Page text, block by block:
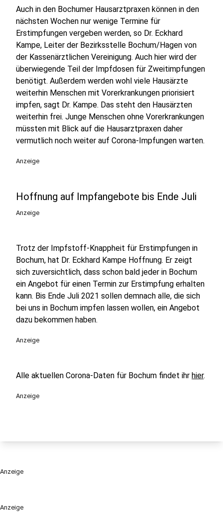
Anzeige
Auch in den Bochumer Hausarztpraxen können in den
nächsten Wochen nur wenige Termine für
Erstimpfungen vergeben werden, so Dr. Eckhard
Kampe, Leiter der Bezirksstelle Bochum/Hagen von
der Kassenärztlichen Vereinigung. Auch hier wird der
überwiegende Teil der Impfdosen für Zweitimpfungen
benötigt. Außerdem werden wohl viele Hausärzte
weiterhin Menschen mit Vorerkrankungen priorisiert
impfen, sagt Dr. Kampe. Das steht den Hausärzten
weiterhin frei. Junge Menschen ohne Vorerkrankungen
müssten mit Blick auf die Hausarztpraxen daher
vermutlich noch weiter auf Corona-Impfungen warten.
Anzeige
Hoffnung auf Impfangebote bis Ende Juli
Anzeige
Trotz der Impfstoff-Knappheit für Erstimpfungen in
Bochum, hat Dr. Eckhard Kampe Hoffnung. Er zeigt
sich zuversichtlich, dass schon bald jeder in Bochum
ein Angebot für einen Termin zur Erstimpfung erhalten
kann. Bis Ende Juli 2021 sollen demnach alle, die sich
bei uns in Bochum impfen lassen wollen, ein Angebot
dazu bekommen haben.
Anzeige
Alle aktuellen Corona-Daten für Bochum findet ihr hier.
Anzeige
Anzeige